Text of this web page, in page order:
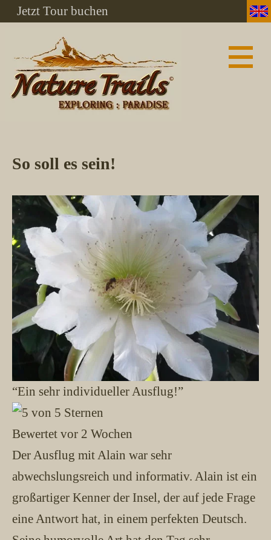
Jetzt Tour buchen
So soll es sein!
“Ein sehr individueller Ausflug!”
Bewertet vor 2 Wochen
Der Ausflug mit Alain war sehr
abwechslungsreich und informativ. Alain ist ein
großartiger Kenner der Insel, der auf jede Frage
eine Antwort hat, in einem perfekten Deutsch.